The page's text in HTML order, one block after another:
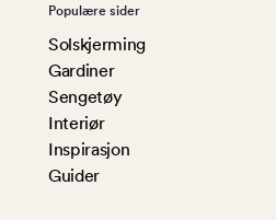
Populære sider
Solskjerming
Gardiner
Sengetøy
Interiør
Inspirasjon
Guider